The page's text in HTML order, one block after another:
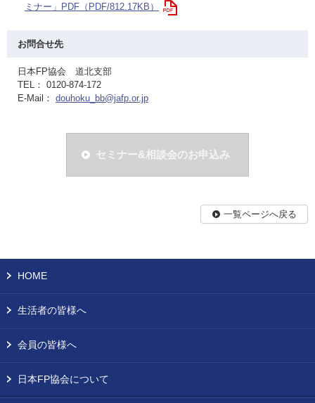
ミナー」PDF（PDF/812.17KB）
お問合せ先
日本FP協会 道北支部
TEL： 0120-874-172
E-Mail： douhoku_bb@jafp.or.jp
セミナー&相談会のお申込み
一覧ページへ戻る
HOME
生活者の皆様へ
会員の皆様へ
日本FP協会について